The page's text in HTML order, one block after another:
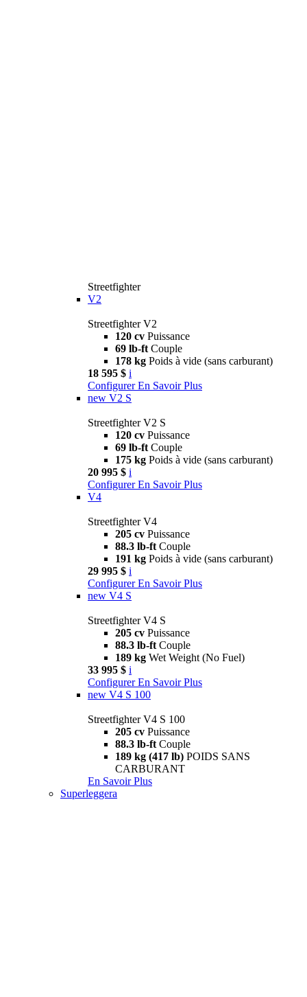
Streetfighter
V2
Streetfighter V2
120 cv Puissance
69 lb-ft Couple
178 kg Poids à vide (sans carburant)
18 595 $ i
Configurer En Savoir Plus
new V2 S
Streetfighter V2 S
120 cv Puissance
69 lb-ft Couple
175 kg Poids à vide (sans carburant)
20 995 $ i
Configurer En Savoir Plus
V4
Streetfighter V4
205 cv Puissance
88.3 lb-ft Couple
191 kg Poids à vide (sans carburant)
29 995 $ i
Configurer En Savoir Plus
new V4 S
Streetfighter V4 S
205 cv Puissance
88.3 lb-ft Couple
189 kg Wet Weight (No Fuel)
33 995 $ i
Configurer En Savoir Plus
new V4 S 100
Streetfighter V4 S 100
205 cv Puissance
88.3 lb-ft Couple
189 kg (417 lb) POIDS SANS
CARBURANT
En Savoir Plus
Superleggera